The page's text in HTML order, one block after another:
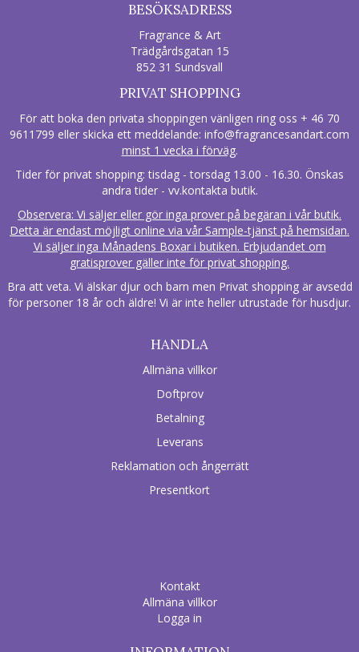
BESÖKSADRESS
Fragrance & Art
Trädgårdsgatan 15
852 31 Sundsvall
PRIVAT SHOPPING
För att boka den privata shoppingen vänligen ring oss + 46 70
9611799 eller skicka ett meddelande: info@fragrancesandart.com
minst 1 vecka i förväg.
Tider för privat shopping: tisdag - torsdag 13.00 - 16.30. Önskas
andra tider - vv.kontakta butik.
Observera: Vi säljer eller gör inga prover på begäran i vår butik.
Detta är endast möjligt online via vår Sample-tjänst på hemsidan.
Vi säljer inga Månadens Boxar i butiken. Erbjudandet om
gratisprover gäller inte för privat shopping.
Bra att veta. Vi älskar djur och barn men Privat shopping är avsedd
för personer 18 år och äldre! Vi är inte heller utrustade för husdjur.
HANDLA
Allmäna villkor
Doftprov
Betalning
Leverans
Reklamation och ångerrätt
Presentkort
Kontakt
Allmäna villkor
Logga in